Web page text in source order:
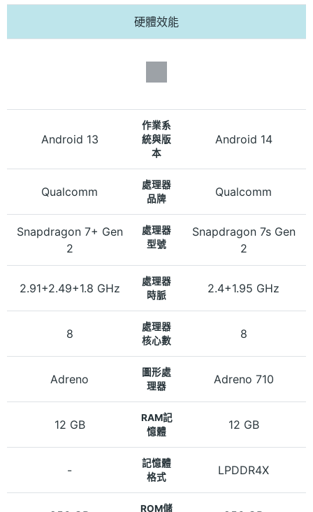
硬體效能
Android 13
作業系
統與版
本
Android 14
Qualcomm
處理器
品牌
Qualcomm
Snapdragon 7+ Gen
2
處理器
型號
Snapdragon 7s Gen
2
2.91+2.49+1.8 GHz
處理器
時脈
2.4+1.95 GHz
8
處理器
核心數
8
Adreno
圖形處
理器
Adreno 710
12 GB
RAM記
憶體
12 GB
-
記憶體
格式
LPDDR4X
ROM儲